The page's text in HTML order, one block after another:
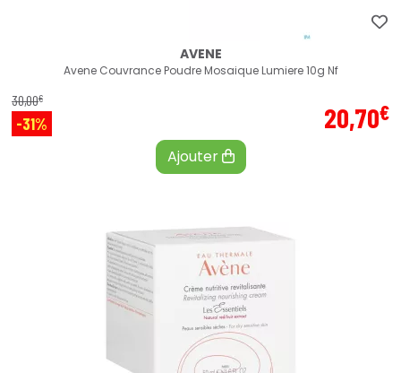
AVENE
Avene Couvrance Poudre Mosaique Lumiere 10g Nf
30,00€
-31% 20,70€
Ajouter